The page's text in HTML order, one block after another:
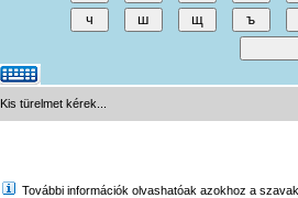
Kis türelmet kérek...
További információk olvashatóak azokhoz a